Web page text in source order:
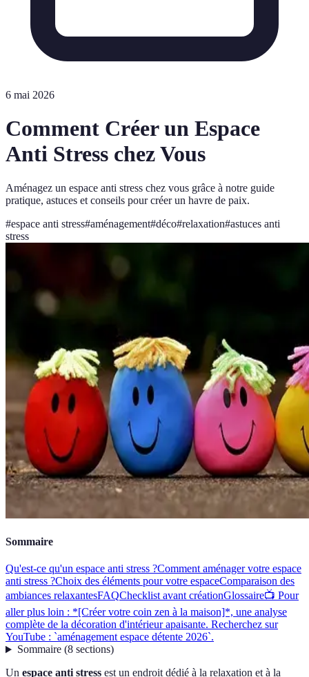
6 mai 2026
Comment Créer un Espace
Anti Stress chez Vous
Aménagez un espace anti stress chez vous grâce à notre guide
pratique, astuces et conseils pour créer un havre de paix.
#espace anti stress#aménagement#déco#relaxation#astuces anti
stress
Sommaire
Qu'est-ce qu'un espace anti stress ?Comment aménager votre espace
anti stress ?Choix des éléments pour votre espaceComparaison des
ambiances relaxantesFAQChecklist avant créationGlossaire📺 Pour
aller plus loin : *[Créer votre coin zen à la maison]*, une analyse
complète de la décoration d'intérieur apaisante. Recherchez sur
YouTube : `aménagement espace détente 2026`.
Sommaire(8 sections)
Un espace anti stress est un endroit dédié à la relaxation et à la